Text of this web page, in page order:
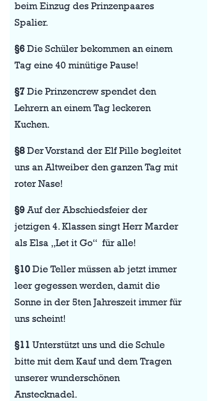
beim Einzug des Prinzenpaares
Spalier.
§6 Die Schüler bekommen an einem
Tag eine 40 minütige Pause!
§7 Die Prinzencrew spendet den
Lehrern an einem Tag leckeren
Kuchen.
§8 Der Vorstand der Elf Pille begleitet
uns an Altweiber den ganzen Tag mit
roter Nase!
§9Auf der Abschiedsfeier der
jetzigen 4. Klassen singt Herr Marder
als Elsa „Let it Go“ für alle!
§10 Die Teller müssen ab jetzt immer
leer gegessen werden, damit die
Sonne in der 5ten Jahreszeit immer für
uns scheint!
§11 Unterstützt uns und die Schule
bitte mit dem Kauf und dem Tragen
unserer wunderschönen
Anstecknadel.